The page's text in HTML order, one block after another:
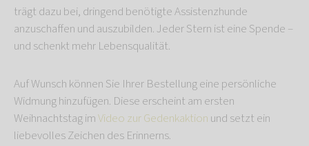
trägt dazu bei, dringend benötigte Assistenzhunde
anzuschaffen und auszubilden. Jeder Stern ist eine Spende –
und schenkt mehr Lebensqualität.
Auf Wunsch können Sie Ihrer Bestellung eine persönliche
Widmung hinzufügen. Diese erscheint am ersten
Weihnachtstag imVideo zur Gedenkaktion und setzt ein
liebevolles Zeichen des Erinnerns.